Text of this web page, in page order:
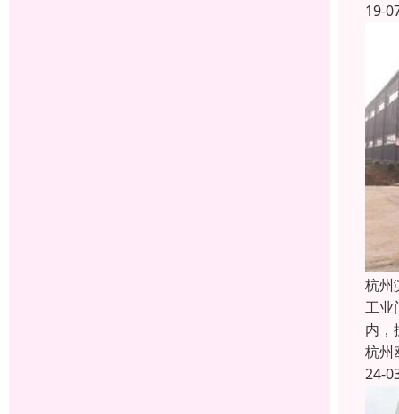
19-
杭州
工业
内，
杭州
24-